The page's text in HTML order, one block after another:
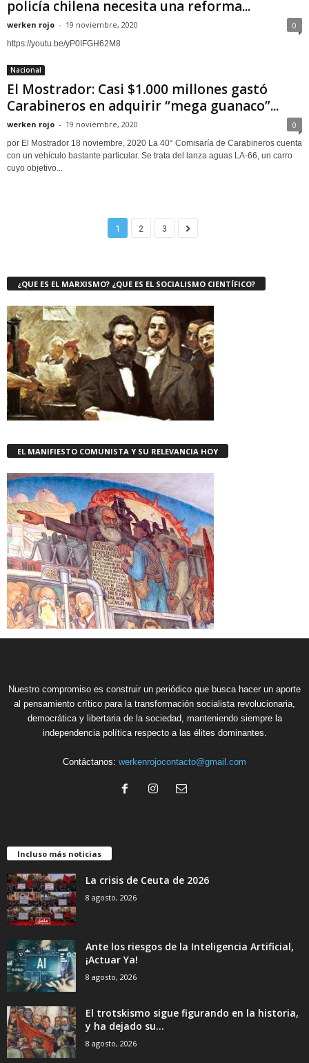
policía chilena necesita una reforma...
werken rojo - 19 noviembre, 2020 0
https://youtu.be/yP0IFGH62M8
Nacional
El Mostrador: Casi $1.000 millones gastó
Carabineros en adquirir “mega guanaco”...
werken rojo - 19 noviembre, 2020 0
por El Mostrador 18 noviembre, 2020 La 40° Comisaría de Carabineros cuenta
con un vehículo bastante particular. Se trata del lanza aguas LA-66, un carro
cuyo objetivo...
1 2 3
¿QUE ES EL MARXISMO? ¿QUE ES EL SOCIALISMO CIENTÍFICO?
EL MANIFIESTO COMUNISTA Y SU RELEVANCIA HOY
Nuestro compromiso es construir un periódico que busca hacer un aporte
al pensamiento crítico para la transformación socialista revolucionaria,
democrática y libertaria de la sociedad, manteniendo siempre la
independencia política respecto a las élites dominantes.
Contáctanos: werkenrojocontacto@gmail.com
Incluso más noticias
La crisis de Ceuta de 2026
8 agosto, 2026
Ante los riesgos de la Inteligencia Artificial,
¡Actuar Ya!
8 agosto, 2026
El trotskismo sigue figurando en la historia,
y ha dejado su...
8 agosto, 2026